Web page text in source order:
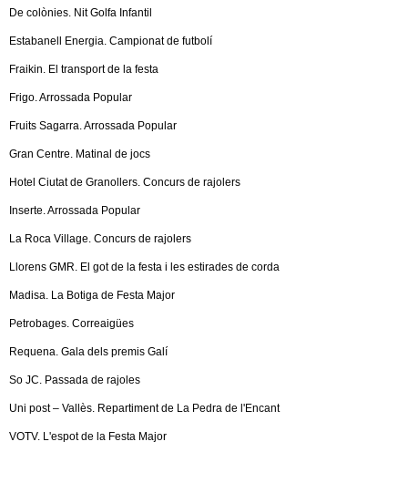
De colònies. Nit Golfa Infantil
Estabanell Energia. Campionat de futbolí
Fraikin. El transport de la festa
Frigo. Arrossada Popular
Fruits Sagarra. Arrossada Popular
Gran Centre. Matinal de jocs
Hotel Ciutat de Granollers. Concurs de rajolers
Inserte. Arrossada Popular
La Roca Village. Concurs de rajolers
Llorens GMR. El got de la festa i les estirades de corda
Madisa. La Botiga de Festa Major
Petrobages. Correaigües
Requena. Gala dels premis Galí
So JC. Passada de rajoles
Uni post – Vallès. Repartiment de La Pedra de l'Encant
VOTV. L'espot de la Festa Major